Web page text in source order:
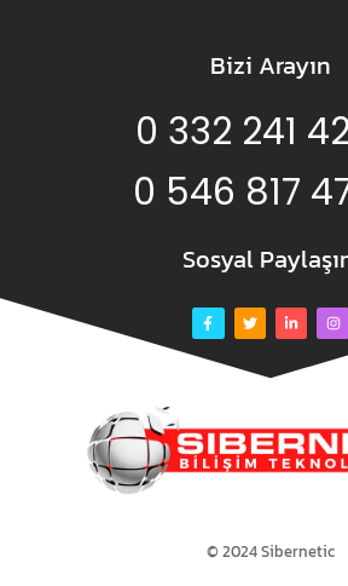
Bizi Arayın
0 332 241
0 546 817
Sosyal
© 2024 Sibernetic